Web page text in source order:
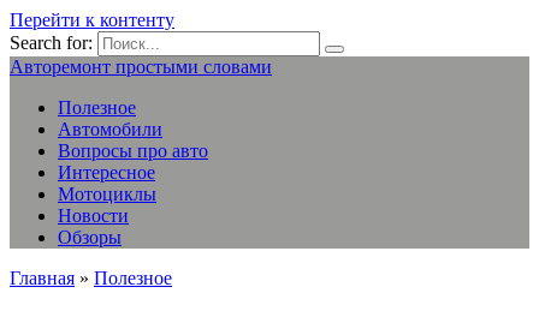
Перейти к контенту
Search for:
Авторемонт простыми словами
Полезное
Автомобили
Вопросы про авто
Интересное
Мотоциклы
Новости
Обзоры
Главная » Полезное